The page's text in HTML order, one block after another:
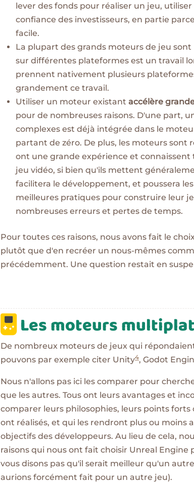
lever des fonds pour réaliser un jeu,
confiance des investisseurs, en partie
facile.
La plupart des grands moteurs de jeu sont
sur différentes plateformes est un travail
prennent nativement plusieurs
grandement ce travail.
Utiliser un moteur existant accélère
pour de nombreuses raisons. D'une part,
complexes est déjà intégrée dans le
partant de zéro. De plus, les moteurs sont
ont une grande expérience et
jeu vidéo, si bien qu'ils mettent
facilitera le développement, et poussera
meilleures pratiques pour construire leur
nombreuses erreurs et pertes de temps.
Pour toutes ces raisons, nous avons fait le
plutôt que d'en recréer un nous-mêmes
précédemment. Une question restait en
Les moteurs
De nombreux moteurs de jeux qui
pouvons par exemple citer Unity4, Godot
Nous n'allons pas ici les comparer pour
que les autres. Tous ont leurs avantages et
comparer leurs philosophies, leurs points
ont réalisés, et qui les rendront plus ou moins
objectifs des développeurs. Au lieu de cela,
raisons qui nous ont fait choisir Unreal Engine
vous disons pas qu'il serait meilleur qu'un
aurions forcément fait pour un autre jeu).